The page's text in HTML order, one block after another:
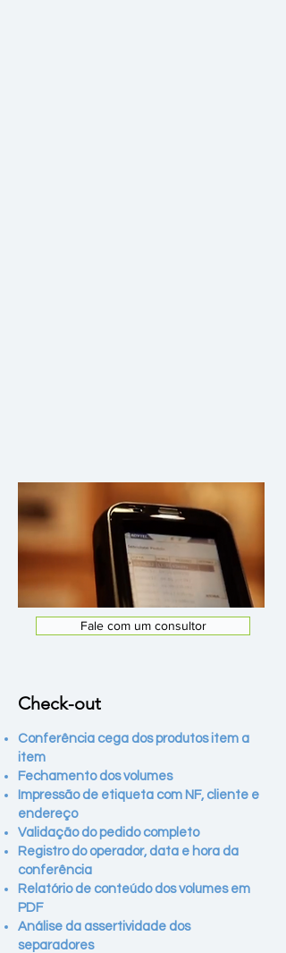
Fale com um consultor
Check-out
Conferência cega dos produtos item a
item
Fechamento dos volumes
Impressão de etiqueta com NF, cliente e
endereço
Validação do pedido completo
Registro do operador, data e hora da
conferência
Relatório de conteúdo dos volumes em
PDF
Análise da assertividade dos
separadores